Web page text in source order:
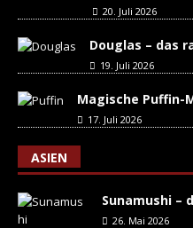
20. Juli 2026
Douglas – das
19. Juli 2026
Magische Puffin-
17. Juli 2026
ASIEN
Sunamushi –
26. Mai 2026